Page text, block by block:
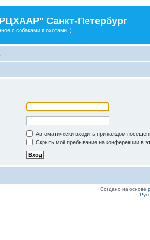
Санкт-Петербург
с собаками и охотами :)
Автоматически входить при каждом
Скрыть моё пребывание на конференции в
Создано на основе